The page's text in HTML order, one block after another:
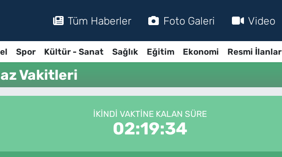
Tüm Haberler Foto Galeri Video
Spor Kültür - Sanat Sağlık Eğitim Ekonomi Resmi İlanlar
Vakitleri
İKINDI VAKTINE KALAN SÜRE
02:19:34